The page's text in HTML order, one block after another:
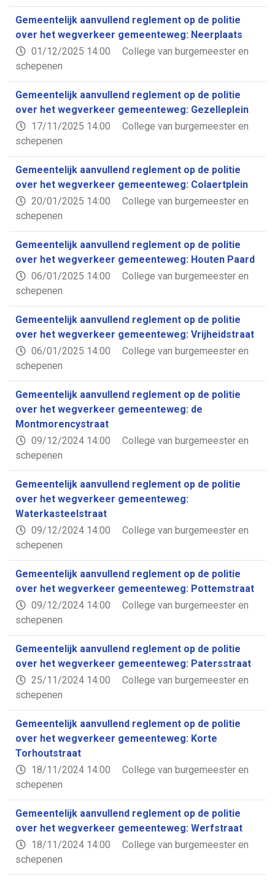
Gemeentelijk aanvullend reglement op de politie
over het wegverkeer gemeenteweg: Neerplaats
01/12/2025 14:00
College van burgemeester en
schepenen
Gemeentelijk aanvullend reglement op de politie
over het wegverkeer gemeenteweg: Gezelleplein
17/11/2025 14:00
College van burgemeester en
schepenen
Gemeentelijk aanvullend reglement op de politie
over het wegverkeer gemeenteweg: Colaertplein
20/01/2025 14:00
College van burgemeester en
schepenen
Gemeentelijk aanvullend reglement op de politie
over het wegverkeer gemeenteweg: Houten Paard
06/01/2025 14:00
College van burgemeester en
schepenen
Gemeentelijk aanvullend reglement op de politie
over het wegverkeer gemeenteweg: Vrijheidstraat
06/01/2025 14:00
College van burgemeester en
schepenen
Gemeentelijk aanvullend reglement op de politie
over het wegverkeer gemeenteweg: de
Montmorencystraat
09/12/2024 14:00
College van burgemeester en
schepenen
Gemeentelijk aanvullend reglement op de politie
over het wegverkeer gemeenteweg:
Waterkasteelstraat
09/12/2024 14:00
College van burgemeester en
schepenen
Gemeentelijk aanvullend reglement op de politie
over het wegverkeer gemeenteweg: Pottemstraat
09/12/2024 14:00
College van burgemeester en
schepenen
Gemeentelijk aanvullend reglement op de politie
over het wegverkeer gemeenteweg: Patersstraat
25/11/2024 14:00
College van burgemeester en
schepenen
Gemeentelijk aanvullend reglement op de politie
over het wegverkeer gemeenteweg: Korte
Torhoutstraat
18/11/2024 14:00
College van burgemeester en
schepenen
Gemeentelijk aanvullend reglement op de politie
over het wegverkeer gemeenteweg: Werfstraat
18/11/2024 14:00
College van burgemeester en
schepenen